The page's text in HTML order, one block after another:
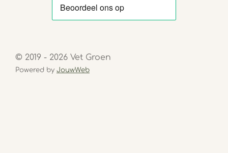
© 2019 - 2026 Vet Groen
Powered by JouwWeb